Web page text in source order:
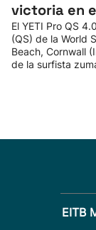
victoria en
El YETI Pro QS
(QS) de la World
Beach, Cornwall
de la surfista
EITB